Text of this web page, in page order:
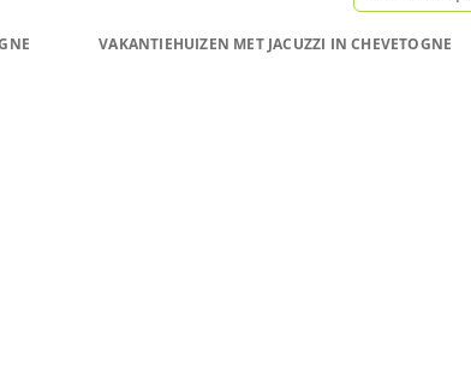
VAKANTIEHUIZEN MET JACUZZI IN CHEVETOGNE